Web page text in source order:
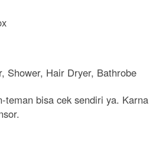
Shower, Hair Dryer, Bathrobe
teman bisa cek sendiri ya. Karna